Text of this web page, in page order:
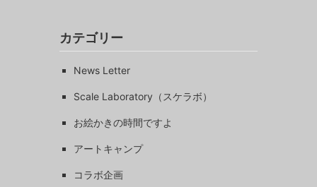
カテゴリー
News Letter
Scale Laboratory（スケラボ）
お絵かきの時間ですよ
アートキャンプ
コラボ企画